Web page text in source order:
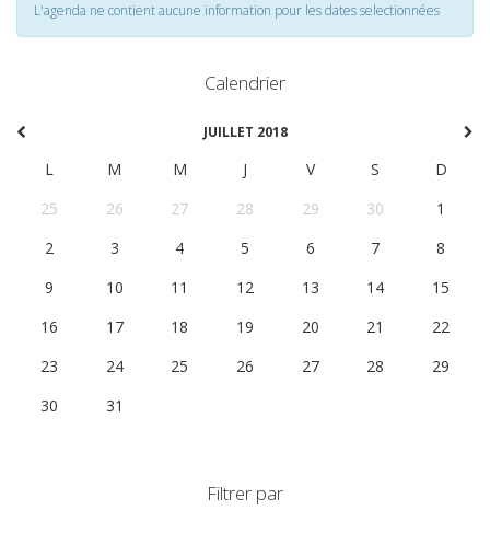
L'agenda ne contient aucune information pour les dates selectionnées
Calendrier
JUILLET 2018
L M M J V S
D
25
26 27 28 29 30
1
2
3 4 5 6 7
8
9
10 11 12 13 14
15
16
17 18 19 20 21
22
23
24 25 26 27 28
29
30
31
Filtrer par